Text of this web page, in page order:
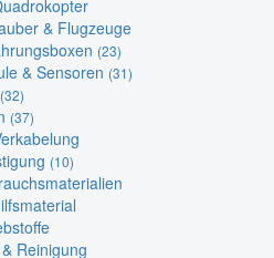
& Flugzeuge
(23)
& Sensoren (31)
(32)
(37)
(10)
Reinigung